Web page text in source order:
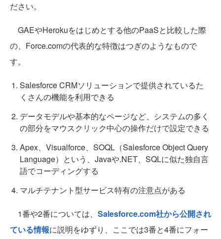
ださい。
GAEやHerokuをはじめとする他のPaaSと比較した際
の、Force.comの代表的な特徴はつぎのようなもので
す。
Salesforce CRMソリューションで提供されているた
くさんの機能を利用できる
データモデルや基本的なページなど、システムの多く
の部分をマウスクリック中心の操作だけで設定できる
Apex、Visualforce、SOQL（Salesforce Object Query
Language）という、Javaや.NET、SQLに似た独自言
語でコーディングする
マルチテナント型サービス特有の注意点がある
1番や2番については、 Salesforce.com社から公開され
ている情報に説明をゆずり、ここでは3番と4番にフォー